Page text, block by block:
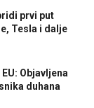
prvi put
Tesla i dalje
Objavljena
duhana